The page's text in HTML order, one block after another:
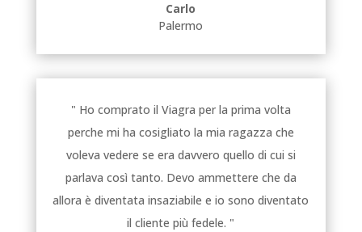
Carlo
Palermo
" Ho comprato il Viagra per la prima volta
perche mi ha cosigliato la mia ragazza che
voleva vedere se era davvero quello di cui si
parlava così tanto. Devo ammettere che da
allora è diventata insaziabile e io sono diventato
il cliente più fedele. "